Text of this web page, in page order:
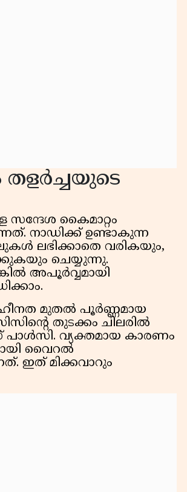
സന്ദേശ കൈമാറ്റം
നാഡിക്ക് ഉണ്ടാകുന്ന
ലഭിക്കാതെ വരികയും,
ചെയ്യുന്നു.
അപൂർവ്വമായി
മുതൽ പൂർണ്ണമായ
തുടക്കം ചിലരിൽ
പാൾസി. വ്യക്തമായ കാരണം
വൈറൽ
ഇത് മിക്കവാറും